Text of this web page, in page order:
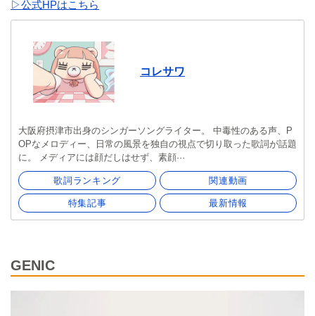
▷公式HPはこちら
コレサワ
大阪府摂津市出身のシンガーソングライター。 中毒性のある声、P
OPなメロディー、日常の風景を独自の視点で切り取った歌詞が話題
に。 メディアには顔だしはせず、素顔···
歌詞ランキング 関連動画
特集記事 最新情報
GENIC